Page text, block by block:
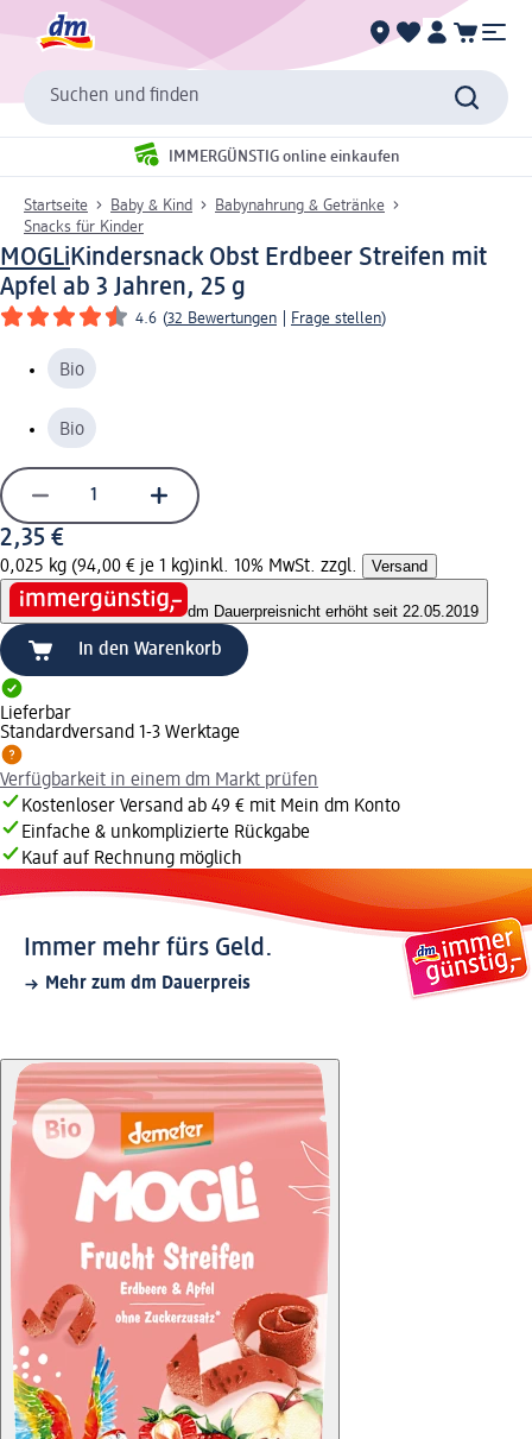
Suchen und finden
IMMERGÜNSTIG online einkaufen
Startseite Baby & Kind
Babynahrung & Getränke
Snacks für Kinder
MOGLi Kindersnack Obst Erdbeer Streifen mit
Apfel ab 3 Jahren, 25 g
4.6 (32 Bewertungen Frage stellen)
Bio
Bio
2,35 €
0,025 kg (94,00 € je 1 kg)inkl. 10% MwSt. zzgl. Versand
dm Dauerpreisnicht erhöht seit 22.05.2019
In den Warenkorb
Lieferbar
Standardversand 1-3 Werktage
Verfügbarkeit in einem dm Markt prüfen
Kostenloser Versand ab 49 € mit Mein dm Konto
Einfache & unkomplizierte Rückgabe
Kauf auf Rechnung möglich
Immer mehr fürs Geld.
Mehr zum dm Dauerpreis